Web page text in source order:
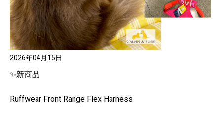
2026年04月15日
✨新商品
Ruffwear Front Range Flex Harness